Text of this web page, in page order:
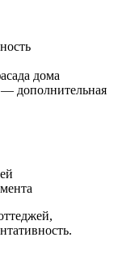
дома
дополнительная